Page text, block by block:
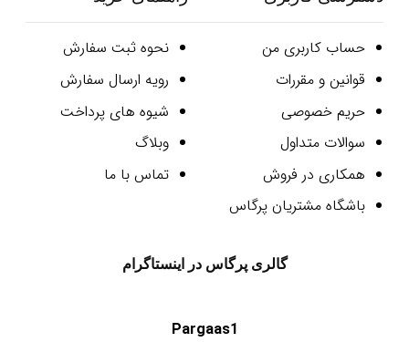
حساب کاربری من
قوانین و مقررات
حریم خصوصی
سوالات متداول
همکاری در فروش
باشگاه مشتریان پرگاس
نحوه ثبت سفارش
رویه ارسال سفارش
شیوه های پرداخت
وبلاگ
تماس با ما
گالری پرگاس در اینستاگرام
Pargaas1